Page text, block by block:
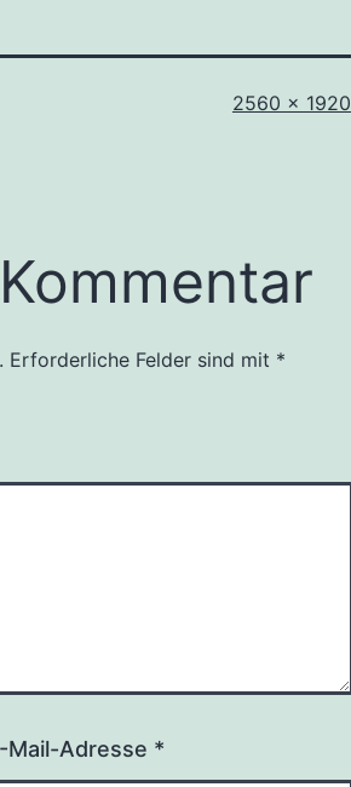
Originalgröße
2560 × 1920
Erforderliche Felder sind mit *
Mail-Adresse *